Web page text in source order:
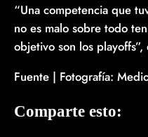
“Una competencia que
no es malo sobre todo
objetivo son los
Fuente | Fotografía:
Comparte esto: